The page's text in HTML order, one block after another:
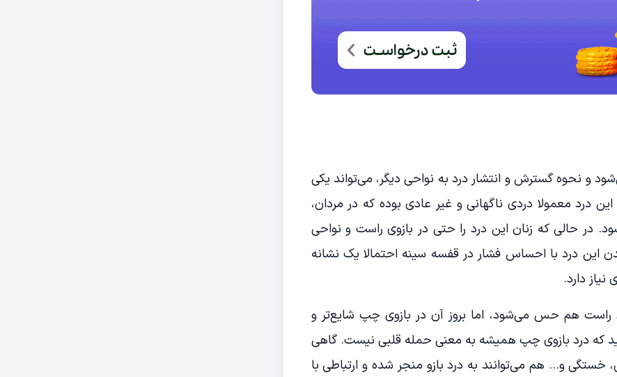
و نحوه گسترش و انتشار درد به نواحی دیگر، می‌تواند یکی
درد معمولا دردی ناگهانی و غیر عادی بوده که در مردان،
در حالی که زنان این درد را حتی در بازوی راست و نواحی
درد با احساس فشار در قفسه سینه احتمالا یک نشانه
دارد.
راست هم حس می‌شود، اما بروز آن در بازوی چپ شایع‌تر و
که درد بازوی چپ همیشه به معنی حمله قلبی نیست. گاهی
خستگی و… هم می‌توانند به درد بازو منجر شده و ارتباطی با